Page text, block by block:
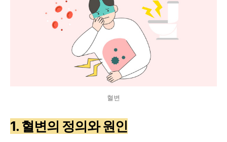
혈변
1. 혈변의 정의와 원인